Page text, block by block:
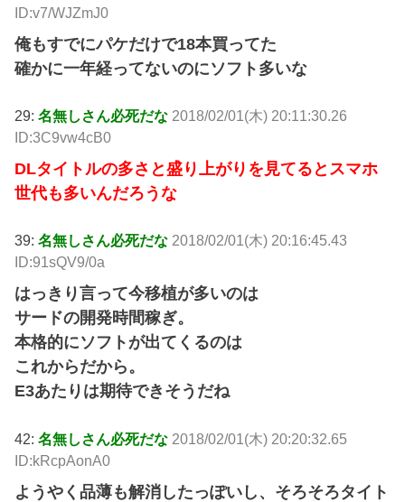
ID:v7/WJZmJ0
俺もすでにパケだけで18本買ってた
確かに一年経ってないのにソフト多いな
29:名無しさん必死だな 2018/02/01(木) 20:11:30.26
ID:3C9vw4cB0
DLタイトルの多さと盛り上がりを見てるとスマホ
世代も多いんだろうな
39:名無しさん必死だな 2018/02/01(木) 20:16:45.43
ID:91sQV9/0a
はっきり言って今移植が多いのは
サードの開発時間稼ぎ。
本格的にソフトが出てくるのは
これからだから。
E3あたりは期待できそうだね
42:名無しさん必死だな 2018/02/01(木) 20:20:32.65
ID:kRcpAonA0
ようやく品薄も解消したっぽいし、そろそろタイト